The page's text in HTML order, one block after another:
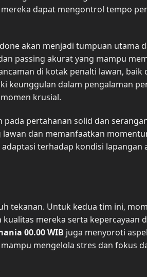
dapat mengontrol tempo
akan menjadi tumpuan utama
passing akurat yang mampu
di kotak penalti lawan, baik
keunggulan dalam pengalaman
krusial.
pertahanan solid dan
dan memanfaatkan
terhadap kondisi lapangan
tekanan. Untuk kedua tim ini,
mereka serta kepercayaan
00.00 WIB juga menyoroti
mengelola stres dan fokus